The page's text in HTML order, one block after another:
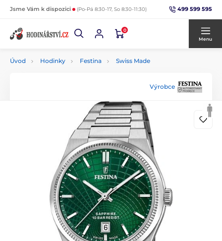
Jsme Vám k dispozici (Po-Pá 8:30-17, So 8:30-11:30) 499 599 595
0
Menu
Úvod Hodinky Festina Swiss Made
Výrobce